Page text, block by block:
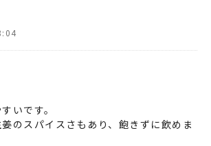
いです。
のスパイスさもあり、飽きずに飲めま